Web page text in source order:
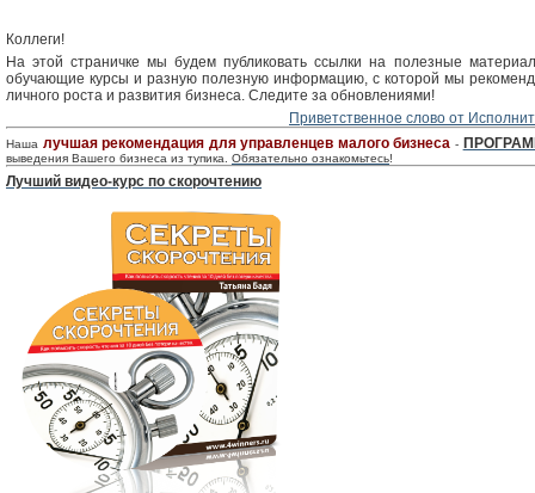
Коллеги!
На этой страничке мы будем публиковать ссылки на полезные
обучающие курсы и разную полезную информацию, с которой мы
личного роста и развития бизнеса. Следите за обновлениями!
Приветственное слово от
Наша лучшая рекомендация для управленцев малого бизнеса -
выведения Вашего бизнеса из тупика. Обязательно ознакомьтесь!
Лучший видео-курс по скорочтению